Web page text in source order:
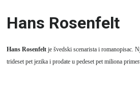
Hans Rosenfelt
Hans Rosenfeltje švedski scenarista i romanopisac.
trideset pet jezika i prodate u pedeset pet miliona